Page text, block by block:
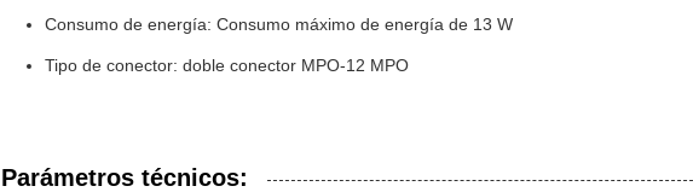
Consumo de energía: Consumo máximo de energía de 13 W
Tipo de conector: doble conector MPO-12 MPO
Parámetros técnicos: